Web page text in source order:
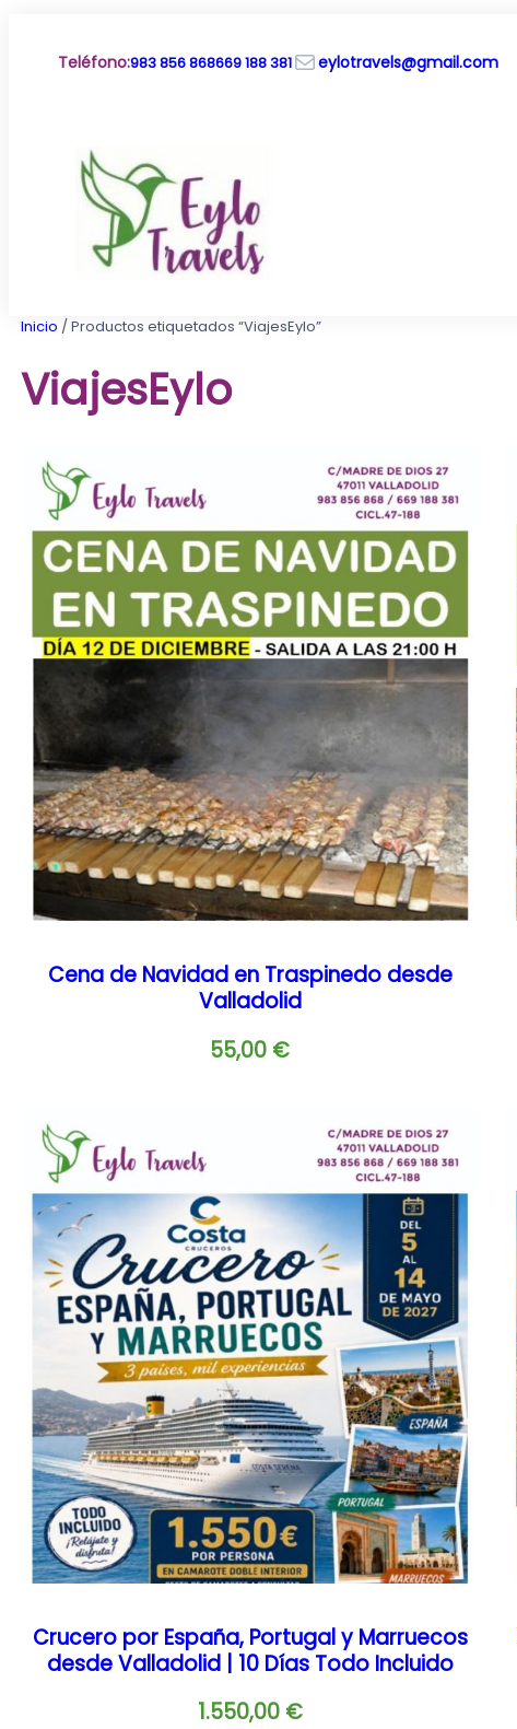
contenidoTeléfono:983 856 868669 188 381Correo electrónico eylotravels@gmail.com
Inicio / Productos etiquetados “ViajesEylo”
ViajesEylo
Cena de Navidad en Traspinedo desde
Valladolid
55,00 €
Crucero por España, Portugal y Marruecos
desde Valladolid | 10 Días Todo Incluido
1.550,00 €